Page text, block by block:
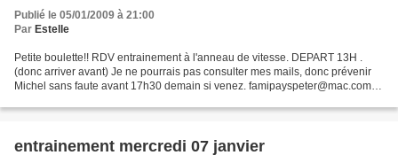
Publié le 05/01/2009 à 21:00
Par Estelle
Petite boulette!! RDV entrainement à l'anneau de vitesse. DEPART 13H .
(donc arriver avant) Je ne pourrais pas consulter mes mails, donc prévenir
Michel sans faute avant 17h30 demain si venez. famipayspeter@mac.com
entrainement mercredi 07 janvier